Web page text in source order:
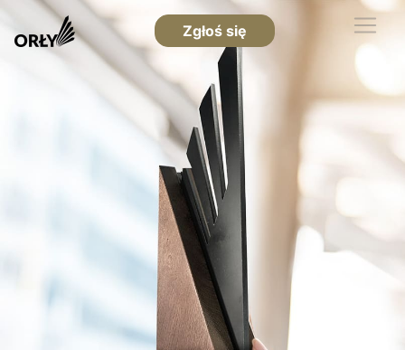
Zgłoś się